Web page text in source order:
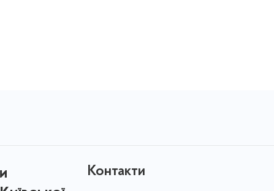
Контакти